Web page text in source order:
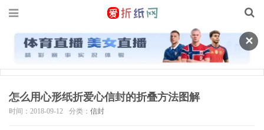
✕
怎么用心形纸折爱心信封的折叠方法图解
时间：2018-09-12 分类： 信封